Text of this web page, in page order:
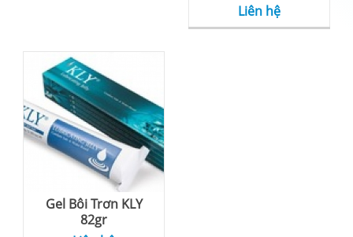
Liên hệ
Gel Bôi Trơn KLY
82gr